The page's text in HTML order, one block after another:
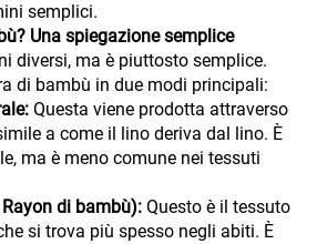
semplici.
Una spiegazione semplice
diversi, ma è piuttosto semplice.
di bambù in due modi principali:
Questa viene prodotta attraverso
a come il lino deriva dal lino. È
ma è meno comune nei tessuti
di bambù): Questo è il tessuto
si trova più spesso negli abiti. È